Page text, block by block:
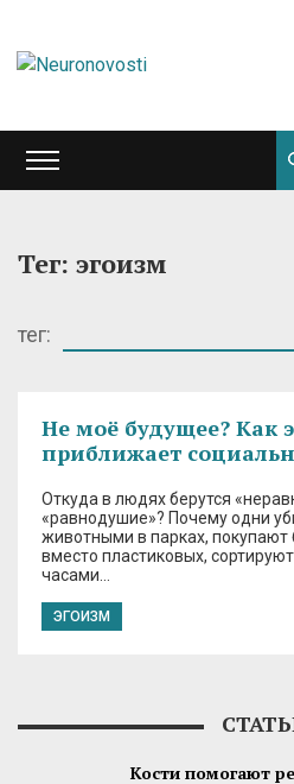
Тег: эгоизм
тег:
Не моё будущее? Как
приближает
Откуда в людях берутся
«равнодушие»? Почему одни
животными в парках,
вместо пластиковых,
часами…
ЭГОИЗМ
Кости помогают